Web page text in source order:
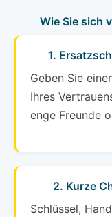
Wie Sie sich
1.
Geben Sie
Ihres
enge Freunde
2. Kurze
Schlüssel,